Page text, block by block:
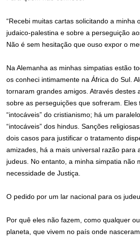
“Recebi muitas cartas solicitando a minha
judaico-palestina e sobre a perseguição
Não é sem hesitação que ouso expor o
Na Alemanha as minhas simpatias estão
os conheci intimamente na África do Sul.
tornaram grandes amigos. Através destes
sobre as perseguições que sofreram. Eles
“intocáveis” do cristianismo; há um
“intocáveis” dos hindus. Sanções
dois casos para justificar o tratamento
amizades, há a mais universal razão para
judeus. No entanto, a minha simpatia não
necessidade de Justiça.
O pedido por um lar nacional para os
Por quê eles não fazem, como qualquer
planeta, que vivem no país onde